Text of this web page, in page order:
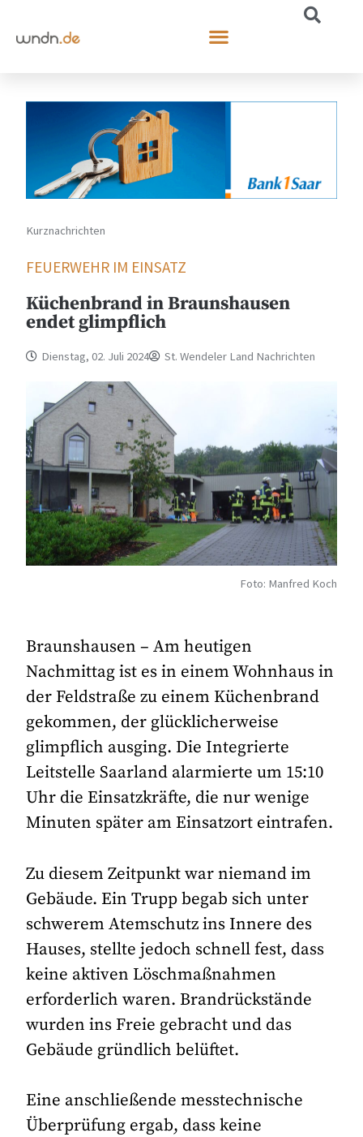
Kurznachrichten
FEUERWEHR IM EINSATZ
Küchenbrand in Braunshausen
endet glimpflich
Dienstag, 02. Juli 2024 St. Wendeler Land Nachrichten
Foto: Manfred Koch
Braunshausen – Am heutigen
Nachmittag ist es in einem Wohnhaus in
der Feldstraße zu einem Küchenbrand
gekommen, der glücklicherweise
glimpflich ausging. Die Integrierte
Leitstelle Saarland alarmierte um 15:10
Uhr die Einsatzkräfte, die nur wenige
Minuten später am Einsatzort eintrafen.
Zu diesem Zeitpunkt war niemand im
Gebäude. Ein Trupp begab sich unter
schwerem Atemschutz ins Innere des
Hauses, stellte jedoch schnell fest, dass
keine aktiven Löschmaßnahmen
erforderlich waren. Brandrückstände
wurden ins Freie gebracht und das
Gebäude gründlich belüftet.
Eine anschließende messtechnische
Überprüfung ergab, dass keine